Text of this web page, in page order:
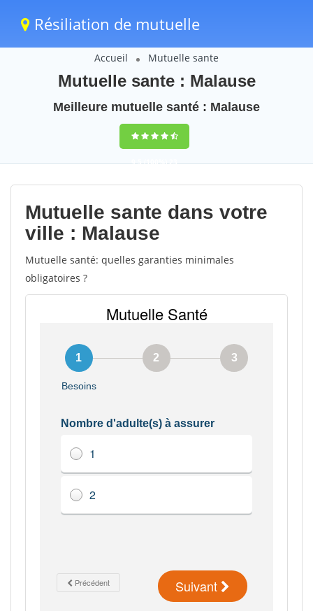
Résiliation de mutuelle
Accueil Mutuelle sante
Mutuelle sante : Malause
Meilleure mutuelle santé : Malause
9,5(100%)23
votes
Mutuelle sante dans votre
ville : Malause
Mutuelle santé: quelles garanties minimales
obligatoires ?